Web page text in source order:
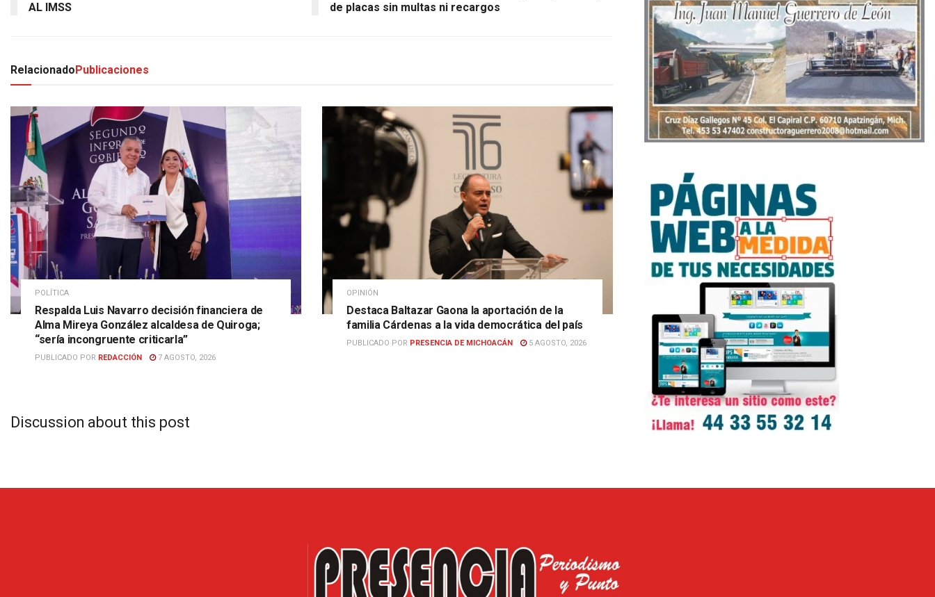
AL IMSS
de placas sin multas ni recargos
Relacionado Publicaciones
POLÍTICA
Respalda Luis Navarro decisión financiera de
Alma Mireya González alcaldesa de Quiroga;
“sería incongruente criticarla”
PUBLICADO POR REDACCIÓN 7 AGOSTO, 2026
OPINIÓN
Destaca Baltazar Gaona la aportación de la
familia Cárdenas a la vida democrática del país
PUBLICADO POR PRESENCIA DE MICHOACÁN 5 AGOSTO, 2026
Discussion about this post